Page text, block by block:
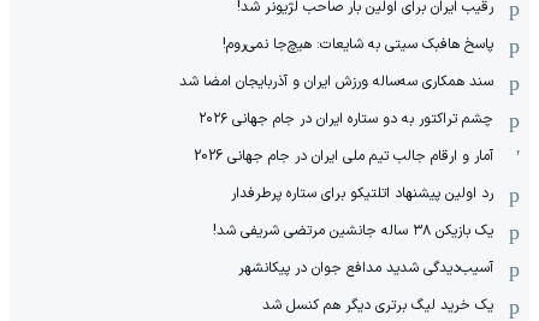
رقیب ایران برای اولین بار صاحب لژیونر شد!
پاسخ هافبک سیتی به شایعات: هیچ‌جا نمی‌روم!
سند همکاری سه‌ساله‌ ‌ورزش ایران و آذربایجان امضا شد
چشم تراکتور به دو ستاره ایران در جام جهانی ۲۰۲۶
آمار و ارقام جالب تیم ملی ایران در جام جهانی 2026
رد اولین پیشنهاد اتلتیکو برای ستاره پرطرفدار
یک بازیکن ۳۸ ساله جانشین مرتضی شریفی شد!
آسیب‌دیدگی شدید مدافع جوان در پیکانشهر
یک خرید لیگ برتری دیگر هم کنسل شد